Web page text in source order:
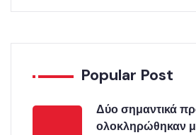
Popular Post
Δύο σημαντικά
ολοκληρώθηκαν